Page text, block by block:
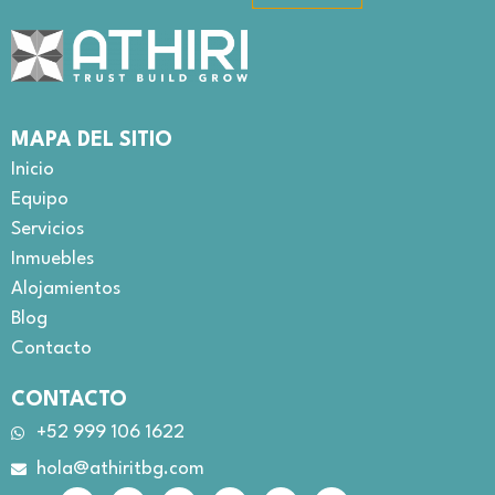
MAPA DEL SITIO
Inicio
Equipo
Servicios
Inmuebles
Alojamientos
Blog
Contacto
CONTACTO
+52 999 106 1622
hola@athiritbg.com